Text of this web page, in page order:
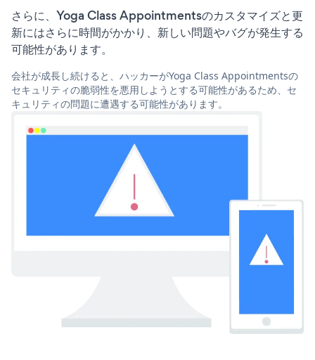
さらに、Yoga Class Appointmentsのカスタマイズと更
新にはさらに時間がかかり、新しい問題やバグが発生する
可能性があります。
会社が成長し続けると、ハッカーがYoga Class Appointmentsの
セキュリティの脆弱性を悪用しようとする可能性があるため、セ
キュリティの問題に遭遇する可能性があります。